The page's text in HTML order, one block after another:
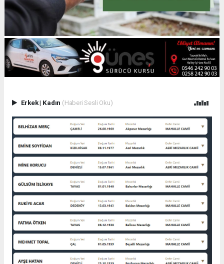
Erkek| Kadın (Haberi Sesli Oku)